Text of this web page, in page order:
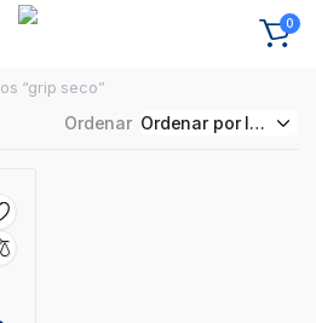
0
“grip seco”
Ordenar